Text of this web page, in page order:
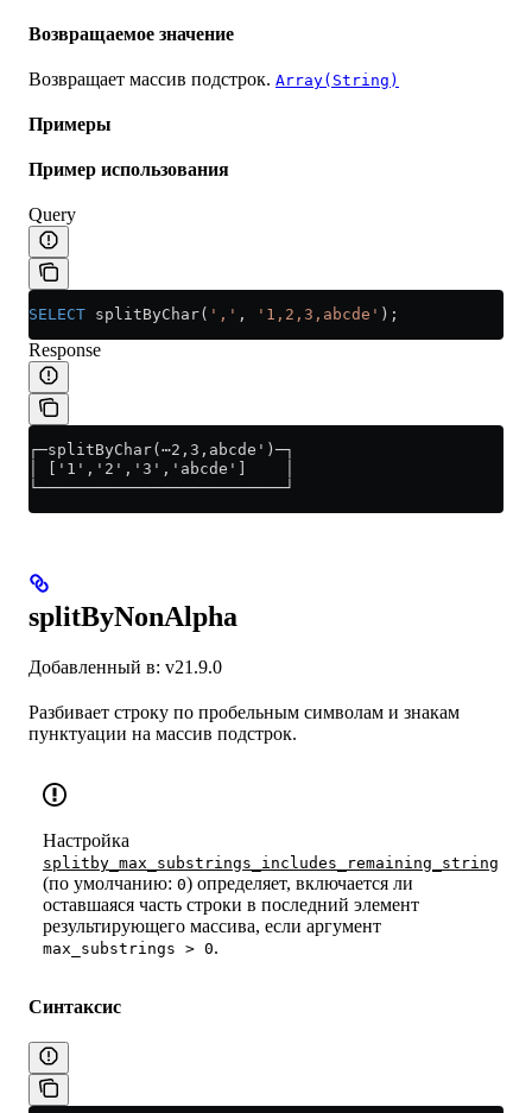
Возвращаемое значение
Возвращает массив подстрок. Array(String)
Примеры
Пример использования
Query
SELECT splitByChar( ',' , '1,2,3,abcde' );
Response
┌─splitByChar(⋯2,3,abcde')─┐
│ ['1','2','3','abcde']    │
└──────────────────────────┘
splitByNonAlpha
Добавленный в: v21.9.0
Разбивает строку по пробельным символам и знакам
пунктуации на массив подстрок.
Настройка
splitby_max_substrings_includes_remaining_string
(по умолчанию: 0) определяет, включается ли
оставшаяся часть строки в последний элемент
результирующего массива, если аргумент
max_substrings > 0.
Синтаксис